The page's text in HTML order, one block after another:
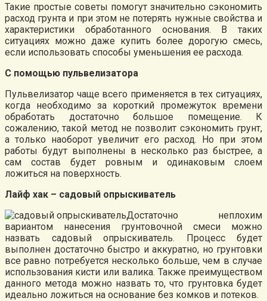
Такие простые советы помогут значительно сэкономить
расход грунта и при этом не потерять нужные свойства и
характеристики обработанного основания. В таких
ситуациях можно даже купить более дорогую смесь,
если использовать способы уменьшения ее расхода.
С помощью пульвелизатора
Пульвелизатор чаще всего применяется в тех ситуациях,
когда необходимо за короткий промежуток времени
обработать достаточно большое помещение. К
сожалению, такой метод не позволит сэкономить грунт,
а только наоборот увеличит его расход. Но при этом
работы будут выполнены в несколько раз быстрее, а
сам состав будет ровным и одинаковым слоем
ложиться на поверхность.
Лайф хак – садовый опрыскиватель
Достаточно неплохим
вариантом нанесения грунтовочной смеси можно
назвать садовый опрыскиватель. Процесс будет
выполнен достаточно быстро и аккуратно, но грунтовки
все равно потребуется несколько больше, чем в случае
использования кисти или валика. Также преимуществом
данного метода можно назвать то, что грунтовка будет
идеально ложиться на основание без комков и потеков.